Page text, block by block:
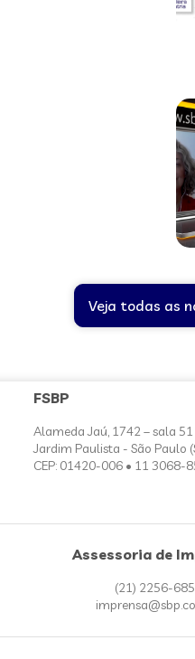
Veja todas as
FSBP
Alameda Jaú, 1742 – sala
Jardim Paulista - São Paulo
CEP: 01420-006 • 11 3068-
Assessoria de
(21) 2256-